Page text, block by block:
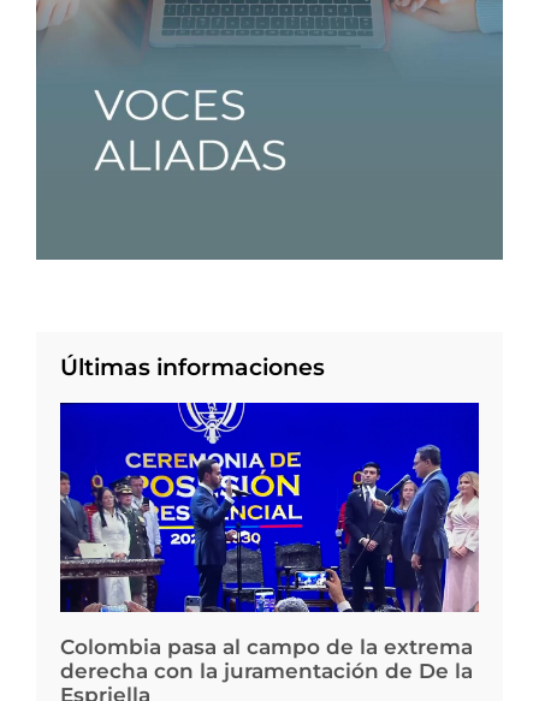
Últimas informaciones
Colombia pasa al campo de la extrema
derecha con la juramentación de De la
Espriella